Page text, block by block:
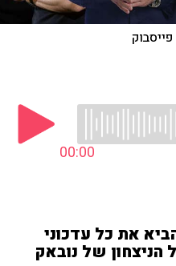
פייסבוק
00:00
את כל עדכוני
הניצחון של נובאק